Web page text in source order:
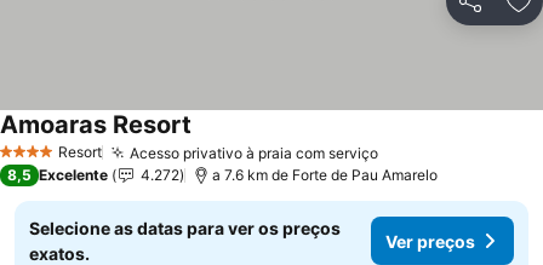
Partilhar
4 EstrelasResort Acesso privativo à praia com serviçoVer preços
Amoaras Resort
8,5 Excelente 4.272 a 7.6 km de Forte de Pau Amarelo
Selecione as datas para ver os preços
exatos.
Ver preços